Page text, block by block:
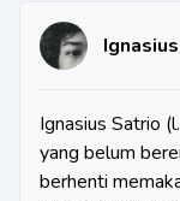
Ignasius Satrio
yang belum
berhenti